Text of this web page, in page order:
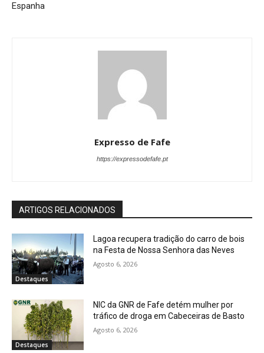
Espanha
Expresso de Fafe
https://expressodefafe.pt
ARTIGOS RELACIONADOS
Destaques
Lagoa recupera tradição do carro de bois
na Festa de Nossa Senhora das Neves
Agosto 6, 2026
Destaques
NIC da GNR de Fafe detém mulher por
tráfico de droga em Cabeceiras de Basto
Agosto 6, 2026